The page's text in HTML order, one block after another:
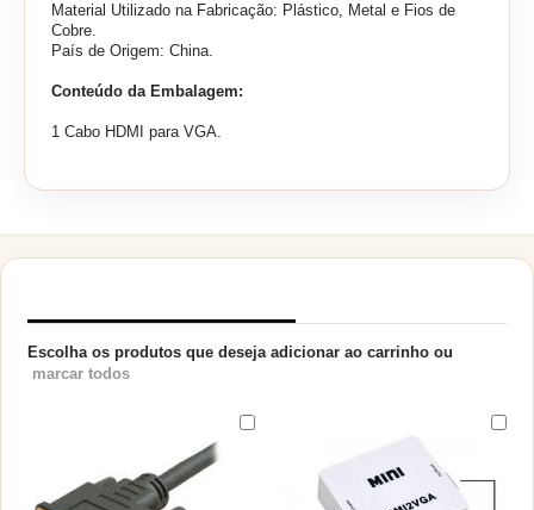
Material Utilizado na Fabricação: Plástico, Metal e Fios de
Cobre.
País de Origem: China.
Conteúdo da Embalagem:
1 Cabo HDMI para VGA.
Escolha os produtos que deseja adicionar ao carrinho ou
marcar todos